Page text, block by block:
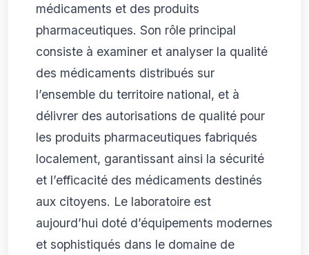
médicaments et des produits
pharmaceutiques. Son rôle principal
consiste à examiner et analyser la qualité
des médicaments distribués sur
l’ensemble du territoire national, et à
délivrer des autorisations de qualité pour
les produits pharmaceutiques fabriqués
localement, garantissant ainsi la sécurité
et l’efficacité des médicaments destinés
aux citoyens. Le laboratoire est
aujourd’hui doté d’équipements modernes
et sophistiqués dans le domaine de